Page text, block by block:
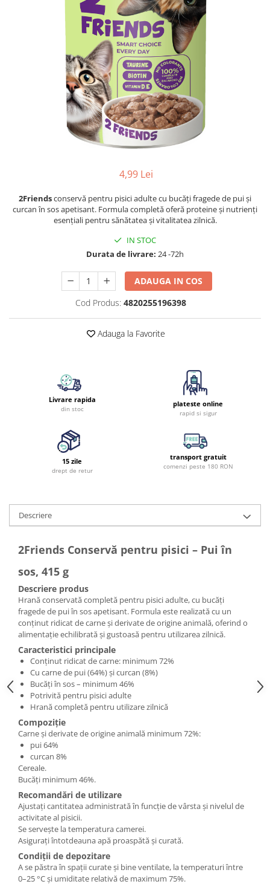
4,99 Lei
2Friendsconservă pentru pisici adulte cu bucăți fragede de pui și
curcan în sos apetisant. Formula completă oferă proteine și nutrienți
esențiali pentru sănătatea și vitalitatea zilnică.
IN STOC
Durata de livrare: 24 -72h
ADAUGA IN COS
Cod Produs: 4820255196398
Adauga la Favorite
Livrare rapida
din stoc
plateste online
rapid si sigur
15 zile
drept de retur
transport gratuit
comenzi peste 180 RON
Descriere
2Friends Conservă pentru pisici – Pui în
sos, 415 g
Descriere produs
Hrană conservată completă pentru pisici adulte, cu bucăți
fragede de pui în sos apetisant. Formula este realizată cu un
conținut ridicat de carne și derivate de origine animală, oferind o
alimentație echilibrată și gustoasă pentru utilizarea zilnică.
Caracteristici principale
Conținut ridicat de carne: minimum 72%
Cu carne de pui (64%) și curcan (8%)
Bucăți în sos – minimum 46%
Potrivită pentru pisici adulte
Hrană completă pentru utilizare zilnică
Compoziție
Carne și derivate de origine animală minimum 72%:
pui 64%
curcan 8%
Cereale.
Bucăți minimum 46%.
Recomandări de utilizare
Ajustați cantitatea administrată în funcție de vârsta și nivelul de
activitate al pisicii.
Se servește la temperatura camerei.
Asigurați întotdeauna apă proaspătă și curată.
Condiții de depozitare
A se păstra în spații curate și bine ventilate, la temperaturi între
0–25 °C și umiditate relativă de maximum 75%.